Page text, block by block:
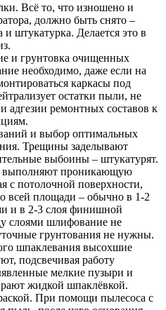
Всё то, что изношено и
должно быть снято –
штукатурка. Делается это в
и грунтовка очищенных
необходимо, даже если на
каркасы под
остатки пыли, не
адгезии ремонтных составов к
и выбор оптимальных
Трещины заделывают
выбоины – штукатурят.
выполняют проникающую
с потолочной поверхности,
всей площади – обычно в 1-2
и в 2-3 слоя финишной
слоями шлифование не
грунтования не нужны.
шпаклевания высохшие
подсвечивая работу
мелкие пузыри и
жидкой шпаклёвкой.
При помощи пылесоса с